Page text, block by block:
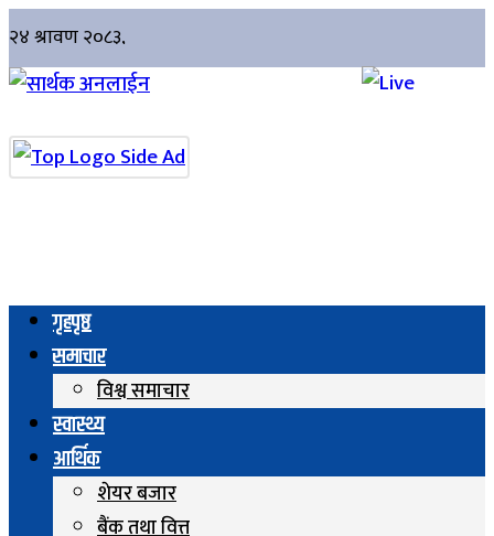
गृहपृष्ठ
समाचार
विश्व समाचार
स्वास्थ्य
आर्थिक
शेयर बजार
बैंक तथा वित्त